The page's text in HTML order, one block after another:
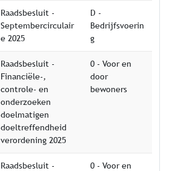
Raadsbesluit -
Septembercirculair
e 2025
D -
Bedrijfsvoerin
g
Raadsbesluit -
Financiële-,
controle- en
onderzoeken
doelmatigen
doeltreffendheid
verordening 2025
0 - Voor en
door
bewoners
Raadsbesluit -
0 - Voor en